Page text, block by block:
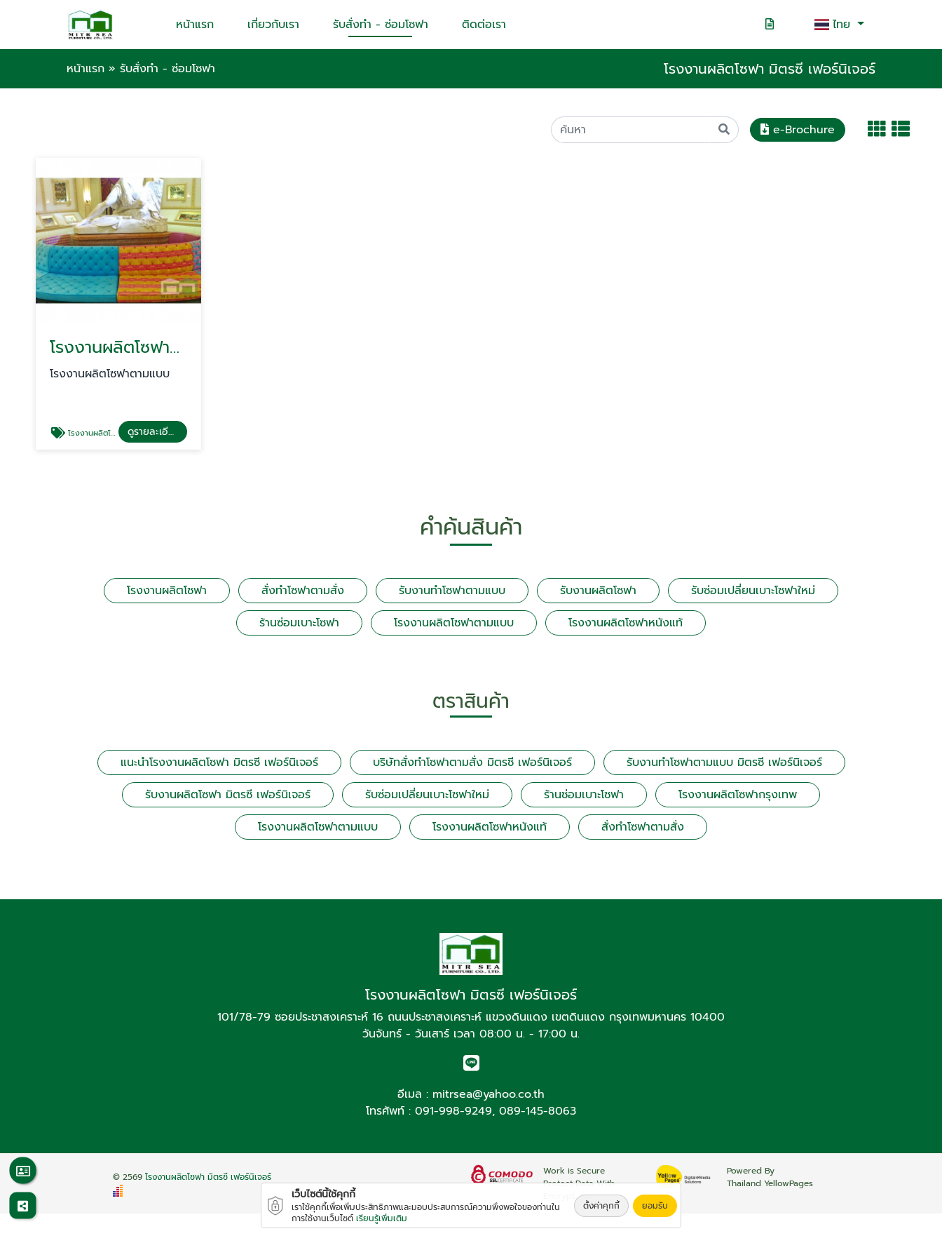
หน้าแรก เกี่ยวกับเรา รับสั่งทำ - ซ่อมโซฟา ติดต่อเรา ไทย
หน้าแรก » รับสั่งทำ - ซ่อมโซฟา โรงงานผลิตโซฟา มิตรซี เฟอร์นิเจอร์
e-Brochure
โรงงานผลิตโซฟาตามแบบ
โรงงานผลิตโซฟาตามแบบ
โรงงานผลิตโซฟาตามแบบ ดูรายละเอียด
คำค้นสินค้า
โรงงานผลิตโซฟา สั่งทำโซฟาตามสั่ง รับงานทำโซฟาตามแบบ รับงานผลิตโซฟา
รับซ่อมเปลี่ยนเบาะโซฟาใหม่
ร้านซ่อมเบาะโซฟา
โรงงานผลิตโซฟาตามแบบ โรงงานผลิตโซฟาหนังแท้
ตราสินค้า
แนะนำโรงงานผลิตโซฟา มิตรซี เฟอร์นิเจอร์ บริษัทสั่งทำโซฟาตามสั่ง มิตรซี เฟอร์นิเจอร์
รับงานทำโซฟาตามแบบ มิตรซี เฟอร์นิเจอร์
รับงานผลิตโซฟา มิตรซี เฟอร์นิเจอร์
รับซ่อมเปลี่ยนเบาะโซฟาใหม่ ร้านซ่อมเบาะโซฟา
โรงงานผลิตโซฟากรุงเทพ
โรงงานผลิตโซฟาตามแบบ
โรงงานผลิตโซฟาหนังแท้ สั่งทำโซฟาตามสั่ง
โรงงานผลิตโซฟา มิตรซี เฟอร์นิเจอร์
101/78-79 ซอยประชาสงเคราะห์ 16 ถนนประชาสงเคราะห์ แขวงดินแดง เขตดินแดง กรุงเทพมหานคร 10400
วันจันทร์ - วันเสาร์ เวลา 08:00 น. - 17:00 น.
อีเมล : mitrsea@yahoo.co.th
โทรศัพท์ : 091-998-9249, 089-145-8063
© 2569โรงงานผลิตโซฟา มิตรซี เฟอร์นิเจอร์
Work is Secure
Protect Data With
Powered By
Thailand YellowPages
เว็บไซต์นี้ใช้คุกกี้
เราใช้คุกกี้เพื่อเพิ่มประสิทธิภาพและมอบประสบการณ์ความพึงพอใจของท่านใน
การใช้งานเว็บไซต์ เรียนรู้เพิ่มเติม
ตั้งค่าคุกกี้ ยอมรับ